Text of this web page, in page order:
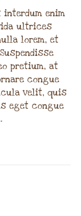
enim
ultrices
lorem, et
pretium, at
congue
velit, quis
eget congue